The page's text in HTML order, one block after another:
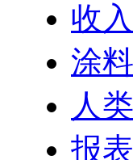
收
涂
人
报